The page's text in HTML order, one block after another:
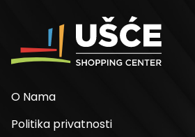
O Nama
Politika privatnosti